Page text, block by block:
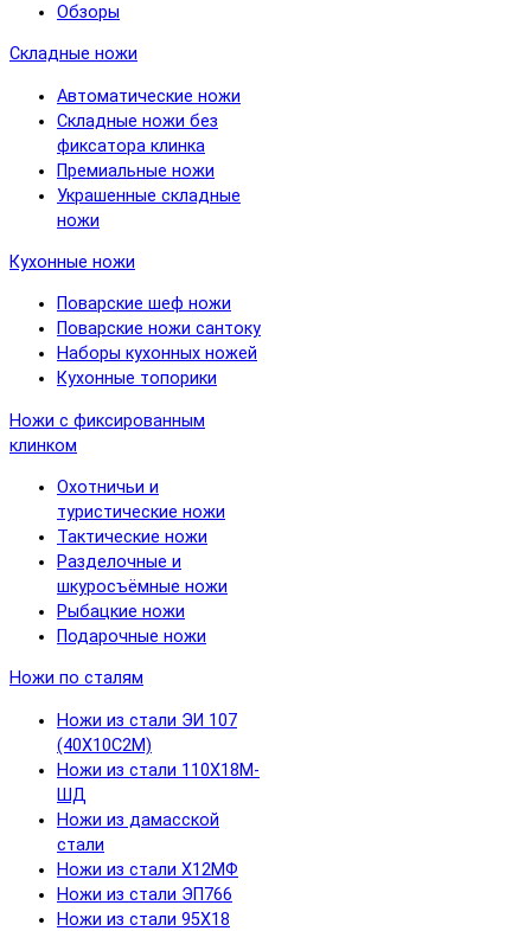
Обзоры
Складные ножи
Автоматические ножи
Складные ножи без
фиксатора клинка
Премиальные ножи
Украшенные складные
ножи
Кухонные ножи
Поварские шеф ножи
Поварские ножи сантоку
Наборы кухонных ножей
Кухонные топорики
Ножи с фиксированным
клинком
Охотничьи и
туристические ножи
Тактические ножи
Разделочные и
шкуросъёмные ножи
Рыбацкие ножи
Подарочные ножи
Ножи по сталям
Ножи из стали ЭИ 107
(40Х10С2М)
Ножи из стали 110Х18М-
ШД
Ножи из дамасской
стали
Ножи из стали Х12МФ
Ножи из стали ЭП766
Ножи из стали 95Х18